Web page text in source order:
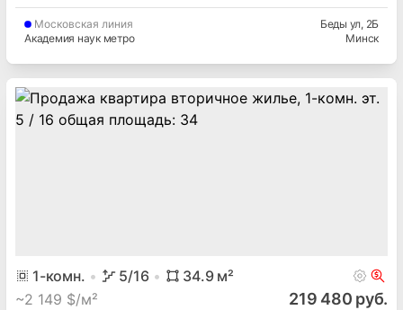
Московская линия
Академия наук метро
Беды ул, 2Б
Минск
1-комн. 5/16 34.9м²
~2 149 $/м² 219 480 руб.